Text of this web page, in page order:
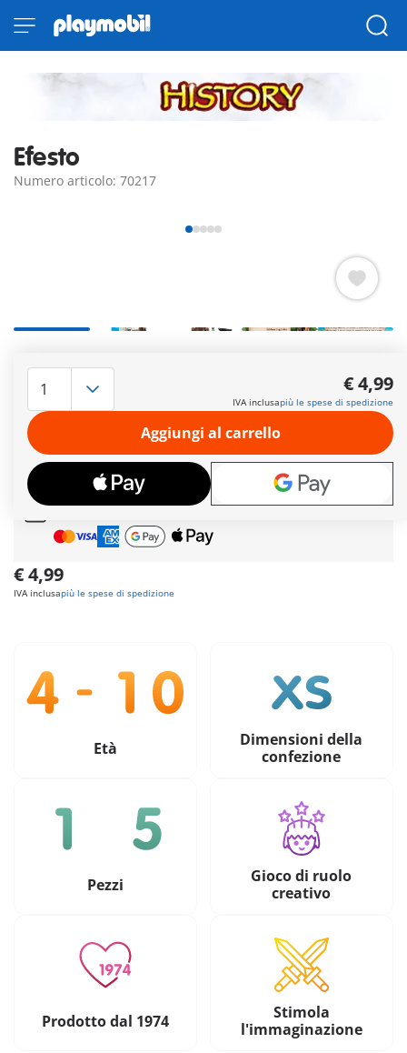
Efesto
Numero articolo: 70217
Questo articolo è disponibile solo nella versione greca con
testi in greco.
Ulteriori informazioni
Tempi di consegnaattualmente 6-8 giorni lavorativi!
Spedizione gratuita
per ordini da
49,90€
Pagamento sicuroe flessibile
€ 4,99
IVA inclusapiù le spese di spedizione
€ 4,99
IVA inclusapiù le spese di spedizione
Aggiungi al carrello
Età
Dimensioni della
confezione
Pezzi
Gioco di ruolo
creativo
Prodotto dal 1974
Stimola
l'immaginazione